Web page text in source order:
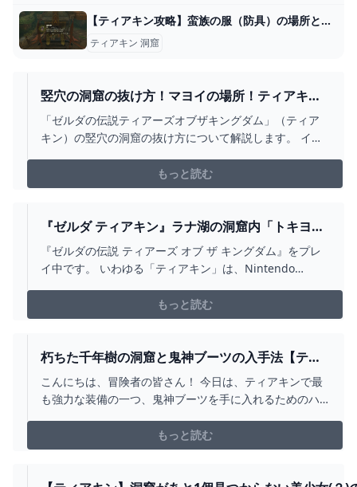
【ティアキン攻略】蛮族の服（防具）の場所と取り方｜ラムダの財宝・ゴングルの丘の洞窟【ゼルダティアーズオブザキングダム】│KOUs gameplay guide
ティアキン 洞窟
竪穴の洞窟の抜け方！マヨイの場所！ティアキン
ゼルダティアーズオブキングダム - はじめるのは
いいこと。
「ゼルダの伝説ティアーズオブザキングダム」（ティア
キン）の竪穴の洞窟の抜け方について解説します。 イン
る人が多いと思います。竪穴の洞窟の抜け方について記
事にします。 筆者はゲームがヘタなのでヘタでもできる
もっと読む
『ゼルダ ティアキン』ラナ湖の洞窟内「トキヨウ
の祠」とほこらチャレンジ「ラナ湖の洞窟に眠る
水晶」を攻略しました - ディスディスブログ
『ゼルダの伝説 ティアーズ オブ ザ キングダム』をプレ
イ中です。 いわゆる「ティアキン」は、Nintendo
ャーゲームです。 前回は「イラサクの祠」で「ラウルの
祝福」を攻略しました。 今回はラナ湖の洞窟内「トキヨ
もっと読む
朽ちた千年樹の洞窟と鬼神ブーツの入手法【ティ
アキン攻略】 とあるゲームブログの軌跡
こんにちは、冒険者の皆さん！ 今日は、ティアキンで最
も強力な装備の一つ、鬼神ブーツを手に入れるためのハ
お話しします。 この神秘的な洞窟は、単に探検するだけ
でなく、中にいるマヨイからマヨイの落
もっと読む